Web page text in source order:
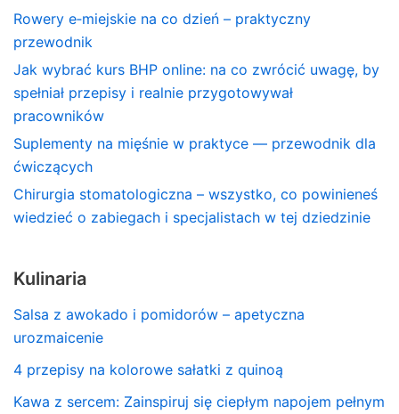
Rowery e‑miejskie na co dzień – praktyczny
przewodnik
Jak wybrać kurs BHP online: na co zwrócić uwagę, by
spełniał przepisy i realnie przygotowywał
pracowników
Suplementy na mięśnie w praktyce — przewodnik dla
ćwiczących
Chirurgia stomatologiczna – wszystko, co powinieneś
wiedzieć o zabiegach i specjalistach w tej dziedzinie
Kulinaria
Salsa z awokado i pomidorów – apetyczna
urozmaicenie
4 przepisy na kolorowe sałatki z quinoą
Kawa z sercem: Zainspiruj się ciepłym napojem pełnym